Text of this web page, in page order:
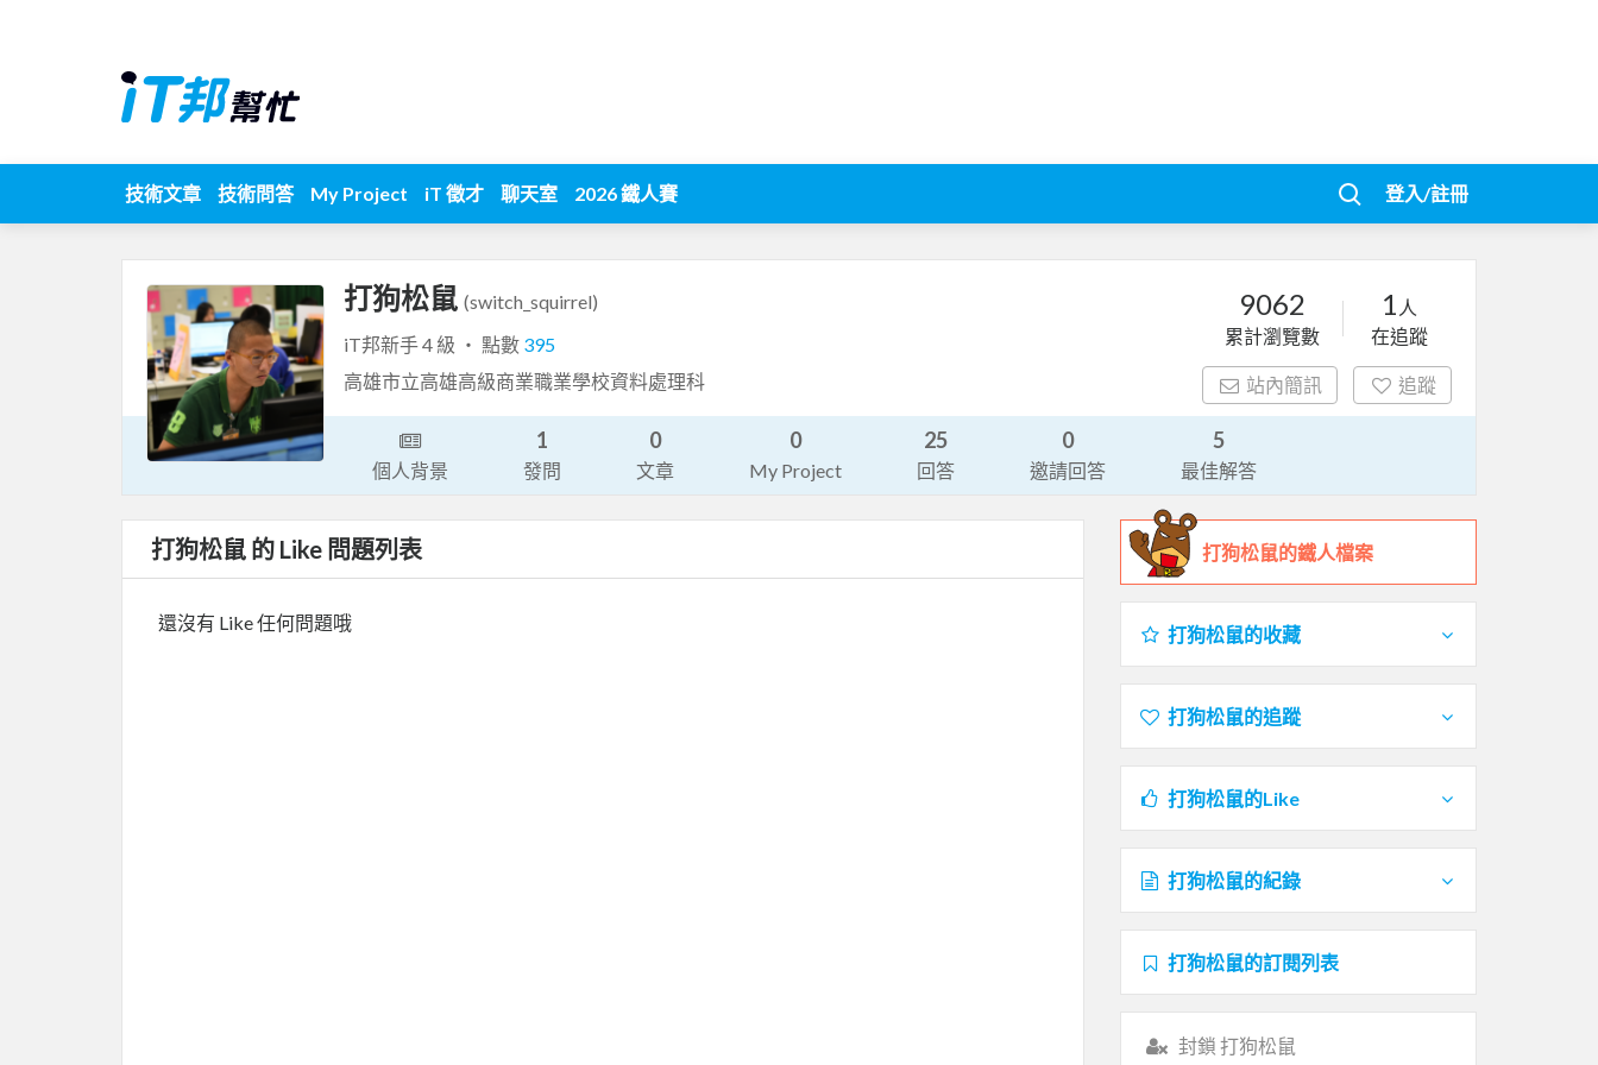
技術文章 技術問答 My Project iT 徵才 聊天室 2026 鐵人賽 登入/註冊
打狗松鼠 (switch_squirrel)
iT邦新手 4 級 ‧ 點數 395
高雄市立高雄高級商業職業學校資料處理科
9062
累計瀏覽數
1 人
在追蹤
站內簡訊 追蹤
個人背景
1
發問
0
文章
0
My Project
25
回答
0
邀請回答
5
最佳解答
打狗松鼠 的 Like 問題列表
還沒有 Like 任何問題哦
打狗松鼠的鐵人檔案
打狗松鼠的收藏
打狗松鼠的追蹤
打狗松鼠的Like
打狗松鼠的紀錄
打狗松鼠的訂閱列表
封鎖 打狗松鼠